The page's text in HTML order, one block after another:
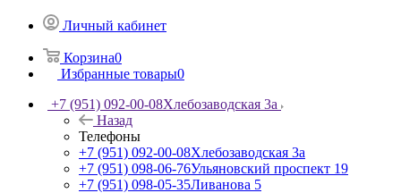
Личный кабинет
Корзина0
Избранные товары0
+7 (951) 092-00-08Хлебозаводская 3а
Назад
Телефоны
+7 (951) 092-00-08Хлебозаводская 3а
+7 (951) 098-06-76Ульяновский проспект 19
+7 (951) 098-05-35Ливанова 5